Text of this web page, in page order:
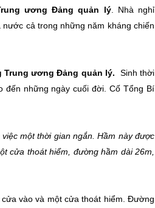
ương Đảng quản lý. Nhà nghỉ
cả trong những năm kháng chiến
Trung ương Đảng quản lý. Sinh thời
những ngày cuối đời. Cố Tổng Bí
một thời gian ngắn. Hầm này được
cửa thoát hiểm, đường hầm dài 26m,
vào và một cửa thoát hiểm. Đường